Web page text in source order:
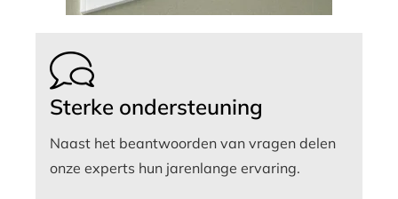
Sterke ondersteuning
Naast het beantwoorden van vragen delen
onze experts hun jarenlange ervaring.